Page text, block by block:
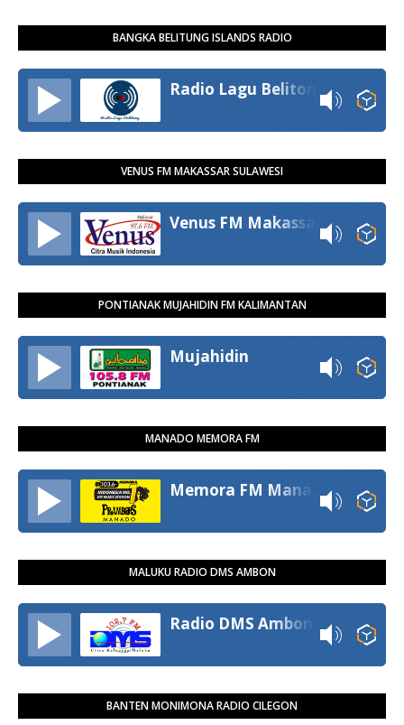
BANGKA BELITUNG ISLANDS RADIO
Radio Lagu Belitong
VENUS FM MAKASSAR SULAWESI
Venus FM Makassar
PONTIANAK MUJAHIDIN FM KALIMANTAN
Mujahidin
MANADO MEMORA FM
MALUKU RADIO DMS AMBON
Radio DMS Ambon
BANTEN MONIMONA RADIO CILEGON